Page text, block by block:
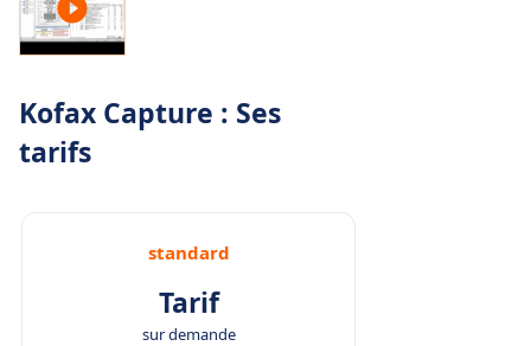
Kofax Capture : Ses
tarifs
standard
Tarif
sur demande